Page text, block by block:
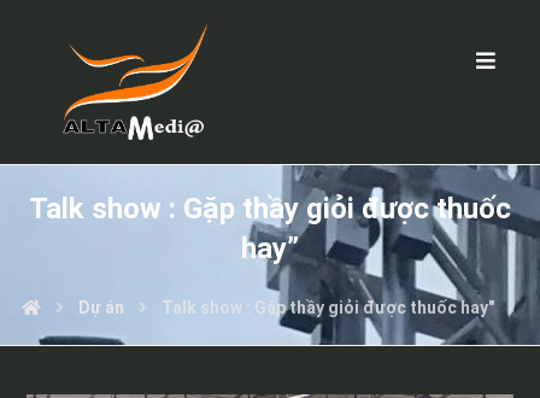
Talk show : Gặp thầy giỏi được thuốc
hay”
Dự án Talk show : Gặp thầy giỏi được thuốc hay"